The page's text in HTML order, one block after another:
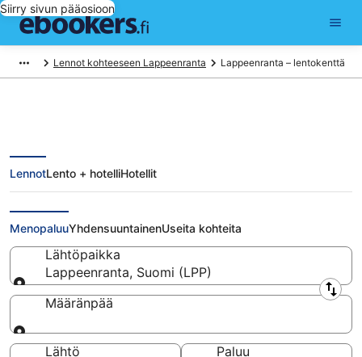
Siirry sivun pääosioon
Lennot kohteeseen Lappeenranta Lappeenranta – lentokenttä
Lennot lentokentältä
Lappeenranta (LPP)
LennotLento + hotelliHotellit
MenopaluuYhdensuuntainenUseita kohteita
Lähtöpaikka
Lappeenranta, Suomi (LPP)
Lähtöpaikka
Määränpää
Määränpää
Lähtö
Paluu